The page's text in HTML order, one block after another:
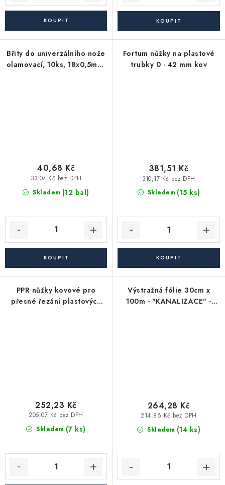
Břity do univerzálního nože
olamovací, 10ks, 18x0,5mm,
Skladem (12 bal)
33,07 Kč bez DPH
40,68 Kč
Fortum nůžky na plastové
trubky 0 - 42 mm kov
Skladem (15 ks)
310,17 Kč bez DPH
381,51 Kč
PPR nůžky kovové pro
přesné řezání plastových
Skladem (7 ks)
205,07 Kč bez DPH
252,23 Kč
Výstražná fólie 30cm x
100m - "KANALIZACE" -
Skladem (14 ks)
214,86 Kč bez DPH
264,28 Kč